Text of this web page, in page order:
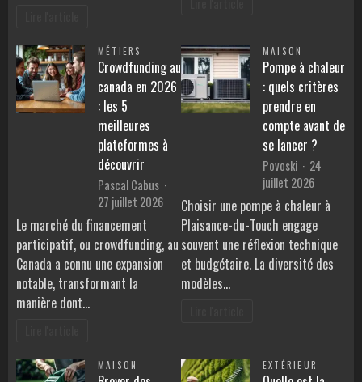
MÉTIERS
Crowdfunding au
canada en 2026
: les 5
meilleures
plateformes à
découvrir
Pascal Cabus
27 juillet 2026
Le marché du financement
participatif, ou crowdfunding, au
Canada a connu une expansion
notable, transformant la
manière dont…
MAISON
Pompe à chaleur
: quels critères
prendre en
compte avant de
se lancer ?
Povoski
24
juillet 2026
Choisir une pompe à chaleur à
Plaisance-du-Touch engage
souvent une réflexion technique
et budgétaire. La diversité des
modèles…
MAISON EXTÉRIEUR